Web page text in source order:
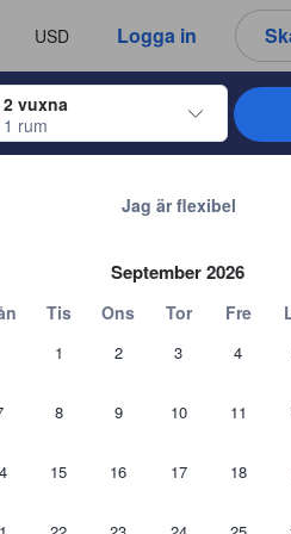
USD Logga in
välja
2 vuxna
1 rum
för att navigera genom in-
Jag är flexibel
September 2026
Tis Ons Tor Fre
1 2 3 4
8 9 10 11
15 16 17 18